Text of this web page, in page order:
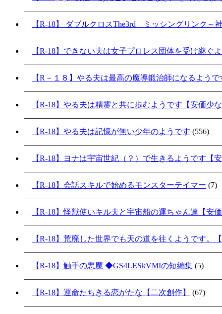
【R-18】 ダブルクロスThe3rd ミッシングリンク～
【R-18】できない夫は女子プロレス団体を受け継ぐ
【R－１８】やる夫は最高の魔導鍛治師になるよう
【R-18】やる夫は精霊と共に歩むようです【安価少
【R-18】やる夫は記憶が無い少年のようです (556)
【R-18】ヨナは宇宙世紀（？）で生きるようです【
【R-18】会話スキルで始めるモンスターテイマー (7)
【R-18】怪獣使いキル夫と宇宙船の運ちゃん達【安
【R-18】荒廃した世界でも天の道を往くようです。
【R-18】触手の悪魔 ◆GS4LESkVMIの短編集 (5)
【R-18】運命たちきる恋がたな【二次創作】 (67)